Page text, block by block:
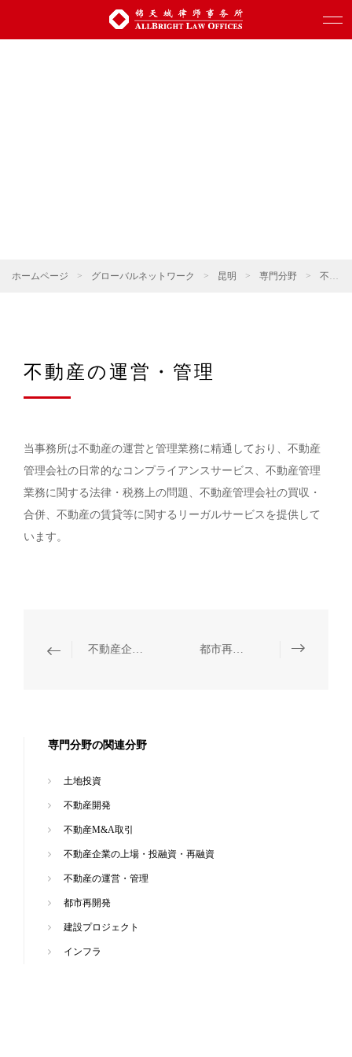
ホームページ > グローバルネットワーク > 昆明 > 専門分野 > 不動産・建設プロジェクト
不動産の運営・管理
当事務所は不動産の運営と管理業務に精通しており、不動産
管理会社の日常的なコンプライアンスサービス、不動産管理
業務に関する法律・税務上の問題、不動産管理会社の買収・
合併、不動産の賃貸等に関するリーガルサービスを提供して
います。
不動産企業の上場・投融資・再融資 都市再開発
専門分野の関連分野
土地投資
不動産開発
不動産M&A取引
不動産企業の上場・投融資・再融資
不動産の運営・管理
都市再開発
建設プロジェクト
インフラ